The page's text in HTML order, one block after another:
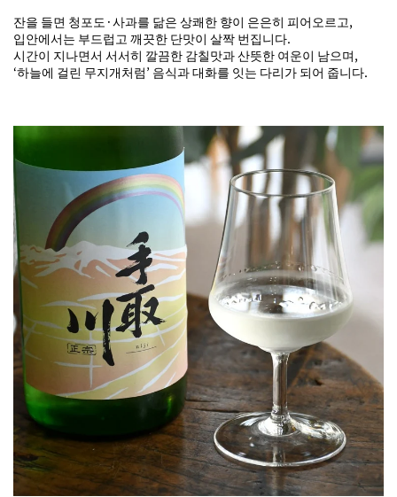
잔을 들면 청포도·사과를 닮은 상쾌한 향이 은은히 피어오르고,
입안에서는 부드럽고 깨끗한 단맛이 살짝 번집니다.
시간이 지나면서 서서히 깔끔한 감칠맛과 산뜻한 여운이 남으며,
‘하늘에 걸린 무지개처럼’ 음식과 대화를 잇는 다리가 되어 줍니다.